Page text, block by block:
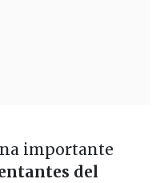
importante
del